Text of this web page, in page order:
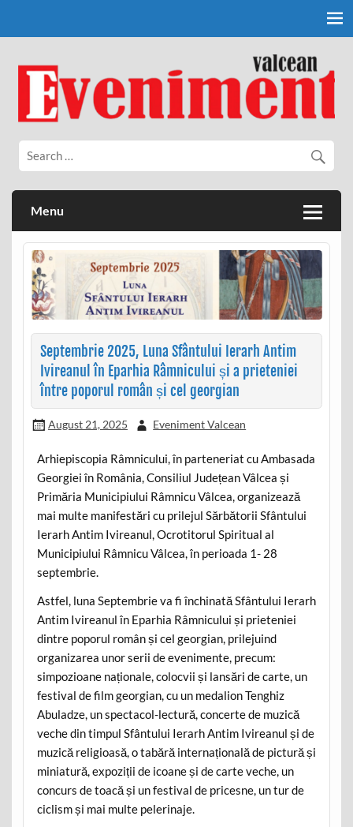
Eveniment Valcean
Menu
Septembrie 2025, Luna Sfântului Ierarh Antim
Ivireanul în Eparhia Râmnicului și a prieteniei
între poporul român și cel georgian
August 21, 2025 Eveniment Valcean
Arhiepiscopia Râmnicului, în parteneriat cu Ambasada
Georgiei în România, Consiliul Județean Vâlcea și
Primăria Municipiului Râmnicu Vâlcea, organizează
mai multe manifestări cu prilejul Sărbătorii Sfântului
Ierarh Antim Ivireanul, Ocrotitorul Spiritual al
Municipiului Râmnicu Vâlcea, în perioada 1- 28
septembrie.
Astfel, luna Septembrie va fi închinată Sfântului Ierarh
Antim Ivireanul în Eparhia Râmnicului și prieteniei
dintre poporul român și cel georgian, prilejuind
organizarea unor serii de evenimente, precum:
simpozioane naționale, colocvii și lansări de carte, un
festival de film georgian, cu un medalion Tenghiz
Abuladze, un spectacol-lectură, concerte de muzică
veche din timpul Sfântului Ierarh Antim Ivireanul și de
muzică religioasă, o tabără internațională de pictură și
miniatură, expoziții de icoane și de carte veche, un
concurs de toacă și un festival de pricesne, un tur de
ciclism și mai multe pelerinaje.